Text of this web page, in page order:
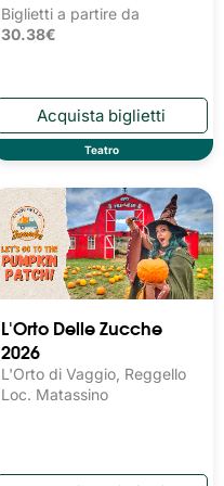
Biglietti a partire da
30.38€
Teatro
L'Orto Delle Zucche
2026
L'Orto di Vaggio, Reggello
Loc. Matassino